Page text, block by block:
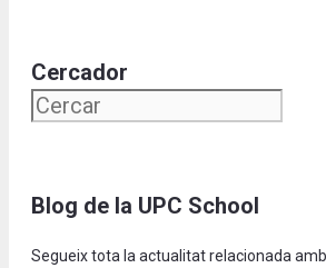
Cercador
Blog de la UPC School
Segueix tota la actualitat relacionada